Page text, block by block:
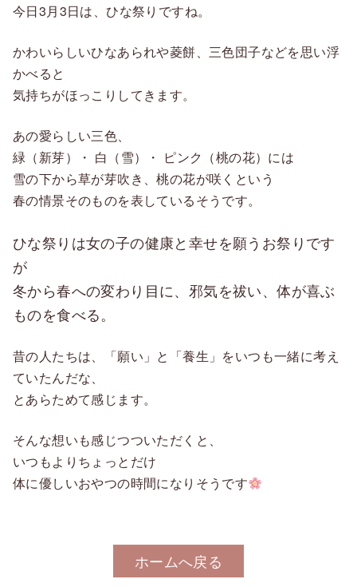
今日3月3日は、ひな祭りですね。
かわいらしいひなあられや菱餅、三色団子などを思い浮
かべると
気持ちがほっこりしてきます。
あの愛らしい三色、
緑（新芽）・ 白（雪）・ ピンク（桃の花）には
雪の下から草が芽吹き、桃の花が咲くという
春の情景そのものを表しているそうです。
ひな祭りは女の子の健康と幸せを願うお祭りです
が
冬から春への変わり目に、邪気を祓い、体が喜ぶ
ものを食べる。
昔の人たちは、「願い」と「養生」をいつも一緒に考え
ていたんだな、
とあらためて感じます。
そんな想いも感じつついただくと、
いつもよりちょっとだけ
体に優しいおやつの時間になりそうです
ホームへ戻る